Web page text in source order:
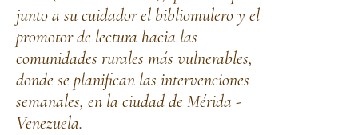
junto a su cuidador el bibliomulero y el
promotor de lectura hacia las
comunidades rurales más vulnerables,
donde se planifican las intervenciones
semanales, en la ciudad de Mérida -
Venezuela.